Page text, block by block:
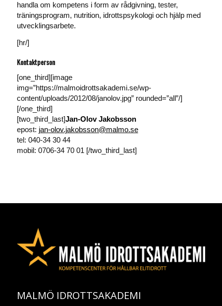
handla om kompetens i form av rådgivning, tester,
träningsprogram, nutrition, idrottspsykologi och hjälp med
utvecklingsarbete.
[hr/]
Kontaktperson
[one_third][image
img=”https://malmoidrottsakademi.se/wp-
content/uploads/2012/08/janolov.jpg” rounded=”all”/]
[/one_third]
[two_third_last]Jan-Olov Jakobsson
epost: jan-olov.jakobsson@malmo.se
tel: 040-34 30 44
mobil: 0706-34 70 01 [/two_third_last]
MALMÖ IDROTTSAKADEMI